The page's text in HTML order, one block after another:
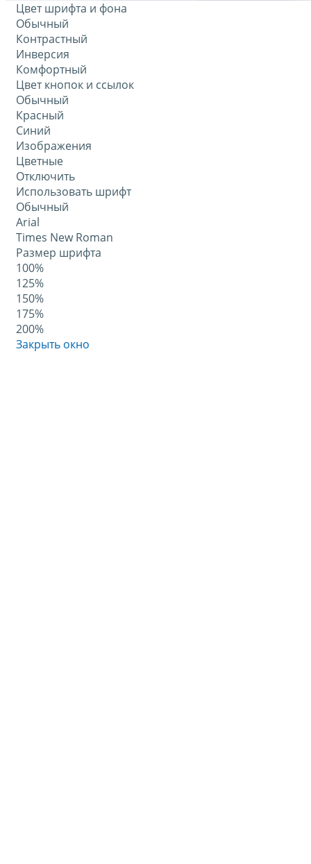
Цвет шрифта и фона
Обычный
Контрастный
Инверсия
Комфортный
Цвет кнопок и ссылок
Обычный
Красный
Синий
Изображения
Цветные
Отключить
Использовать шрифт
Обычный
Arial
Times New Roman
Размер шрифта
100%
125%
150%
175%
200%
Закрыть окно